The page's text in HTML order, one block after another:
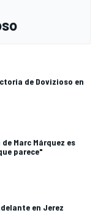
de Dovizioso en
Marc Márquez es
parece"
en Jerez